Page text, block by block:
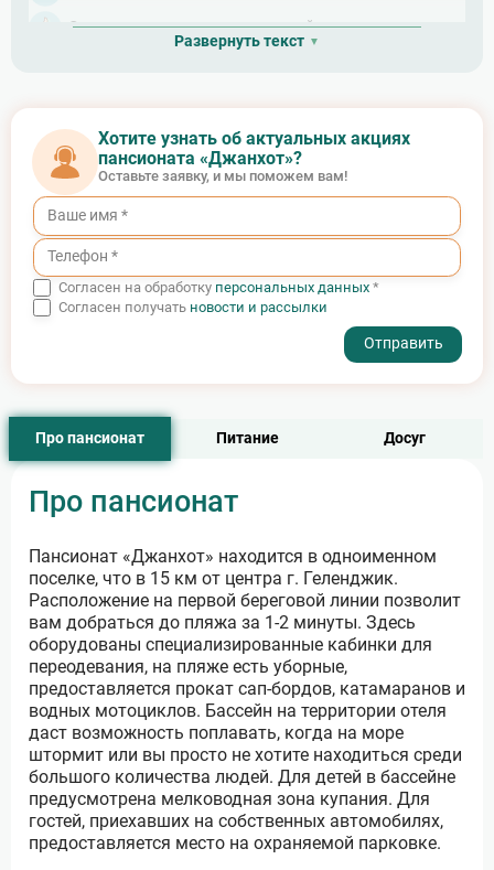
Спортивные площадкидля детей и взрослых
Возможность размещения в «Джанхоте» с
Автостоянкадля транспорта гостей
Развернуть текст
Хотите узнать об актуальных акциях
пансионата «Джанхот»?
Оставьте заявку, и мы поможем вам!
Согласен на обработку персональных данных *
Согласен получать новости и рассылки
Про пансионат Питание Досуг
Про пансионат
Пансионат «Джанхот» находится в одноименном
поселке, что в 15 км от центра г. Геленджик.
Расположение на первой береговой линии позволит
вам добраться до пляжа за 1-2 минуты. Здесь
оборудованы специализированные кабинки для
переодевания, на пляже есть уборные,
предоставляется прокат сап-бордов, катамаранов и
водных мотоциклов. Бассейн на территории отеля
даст возможность поплавать, когда на море
штормит или вы просто не хотите находиться среди
большого количества людей. Для детей в бассейне
предусмотрена мелководная зона купания. Для
гостей, приехавших на собственных автомобилях,
предоставляется место на охраняемой парковке.